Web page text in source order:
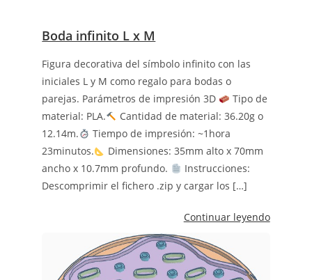
Boda infinito L x M
Figura decorativa del símbolo infinito con las
iniciales L y M como regalo para bodas o
parejas. Parámetros de impresión 3D
Tipo de
material: PLA.
Cantidad de material: 36.20g o
12.14m.
Tiempo de impresión: ~1hora
23minutos.
Dimensiones: 35mm alto x 70mm
ancho x 10.7mm profundo.
Instrucciones:
Descomprimir el fichero .zip y cargar los […]
Continuar leyendo